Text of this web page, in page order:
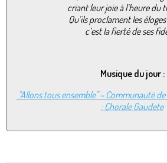
criant leur joie à l’heure du
Qu’ils proclament les
c’est la fierté de ses
Musique du jour :
"Allons tous ensemble" – Communauté
; Chorale Gaudete